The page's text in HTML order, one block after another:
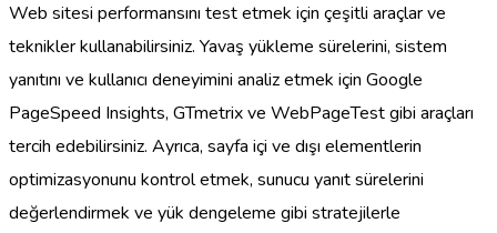
Web sitesi performansını test etmek için çeşitli araçlar ve
teknikler kullanabilirsiniz. Yavaş yükleme sürelerini, sistem
yanıtını ve kullanıcı deneyimini analiz etmek için Google
PageSpeed Insights, GTmetrix ve WebPageTest gibi araçları
tercih edebilirsiniz. Ayrıca, sayfa içi ve dışı elementlerin
optimizasyonunu kontrol etmek, sunucu yanıt sürelerini
değerlendirmek ve yük dengeleme gibi stratejilerle